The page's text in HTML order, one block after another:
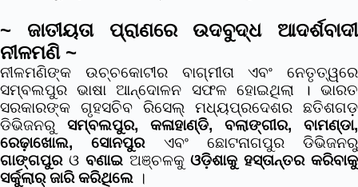
~ ଜାତୀୟତା ପ୍ରାଣରେ ଉଦବୁଦ୍ଧ ଆଦର୍ଶବାଦୀ
ନୀଳମଣି ~
ନୀଳମଣିଙ୍କ ଉଚ୍ଚକୋଟୀର ବାଗ୍ମୀତା ଏବଂ ନେତୃତ୍ୱରେ
ସମ୍ବଲପୁର ଭାଷା ଆନ୍ଦୋଳନ ସଫଳ ହୋଇଥିଲା । ଭାରତ
ସରକାରଙ୍କ ଗୃହସଚିବ ରିସେଲ୍ ମଧ୍ୟପ୍ରଦେଶର ଛତିଶଗଡ଼
ଡିଭିଜନରୁ ସମ୍ବଲପୁର, କଳାହାଣ୍ଡି, ବଲାଙ୍ଗୀର, ବାମଣ୍ଡା,
ରେଢ଼ାଖୋଲ, ସୋନପୁରଏବଂ ଛୋଟନାଗପୁର ଡିଭିଜନରୁ
ଗାଙ୍ଗପୁରଓ ବଣାଇଅଞ୍ଚଳକୁଓଡ଼ିଶାକୁ ହସ୍ତାନ୍ତର କରିବାକୁ
ସର୍କୁଲାର୍ ଜାରି କରିଥିଲେ ।